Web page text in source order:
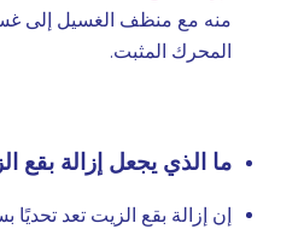
منه مع منظف الغسيل إلى
المحرك المثبت.
ما الذي يجعل إزالة بقع
إن إزالة بقع الزيت تعد تحديًا